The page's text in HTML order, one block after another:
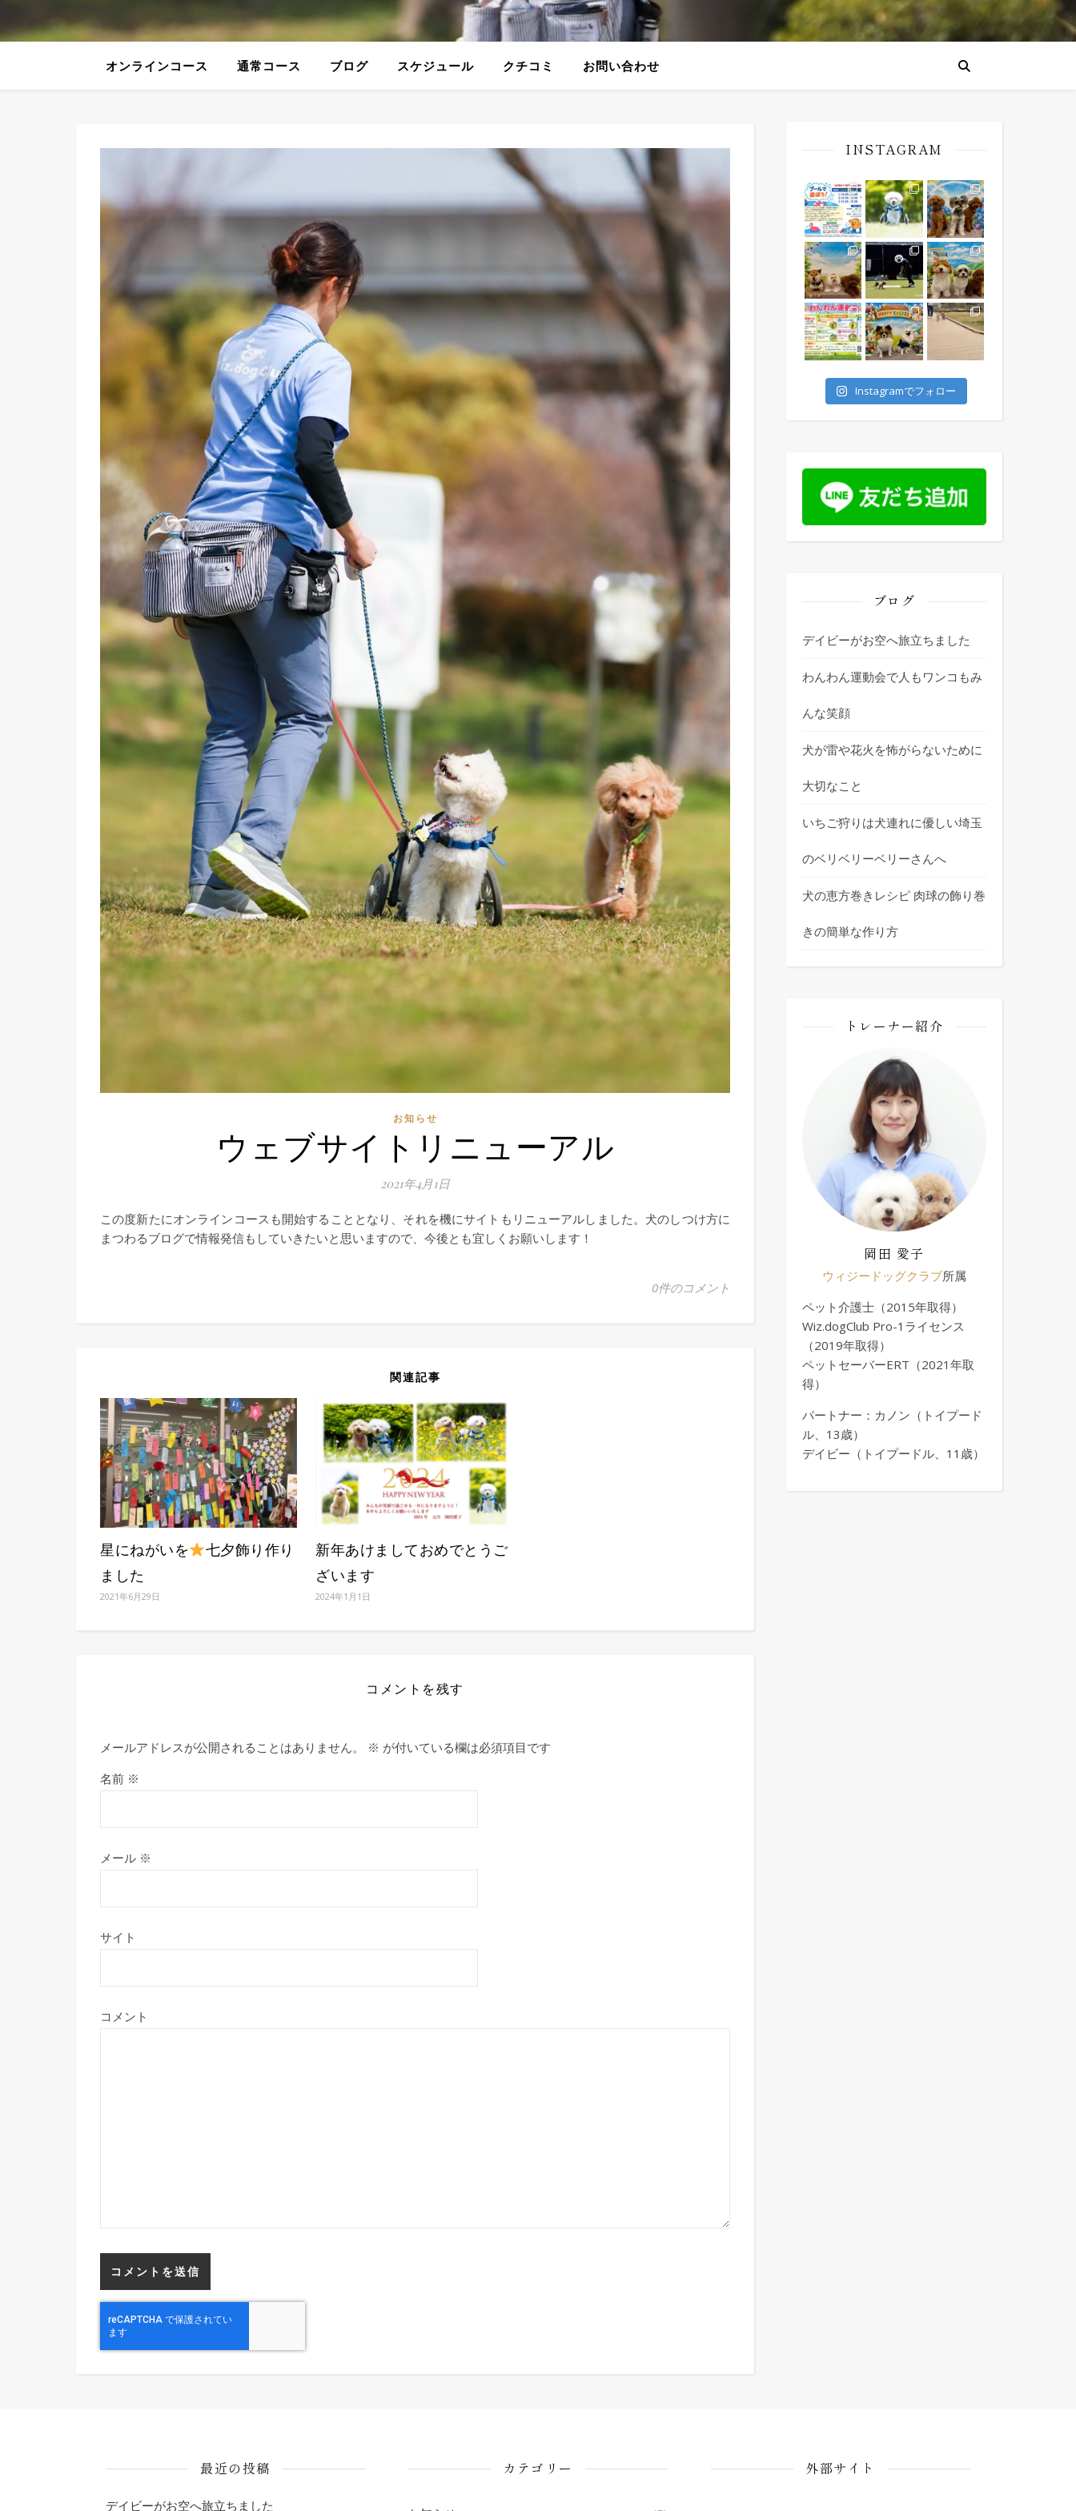
オンラインコース 通常コース ブログ スケジュール クチコミ お問い合わせ
お知らせ
ウェブサイトリニューアル
2021年4月1日
この度新たにオンラインコースも開始することとなり、それを機にサイトもリニューアルしました。犬のしつけ方に
まつわるブログで情報発信もしていきたいと思いますので、今後とも宜しくお願いします！
0件のコメント
関連記事
星にねがいを
七夕飾り作り
ました
2021年6月29日
新年あけましておめでとうご
ざいます
2024年1月1日
コメントを残す
メールアドレスが公開されることはありません。 ※ が付いている欄は必須項目です
名前 ※
メール ※
サイト
コメント
INSTAGRAM
「プールで遊ぼう！」イベント を開催します
初めて水遊びをする子も、水遊びが大好き
明日、7月6日は16歳のお誕生日。 ワンちゃんたち、それ
日中のお散歩レッスンがだんだんと難しくなってきま GWラスト
皆さん満喫できましたか〜？
教室ではわんちゃんたちのキラ
わんわん運動会開催決定
みんなで楽しむドッグイベント
今年もやります！大人気のわんわん運
お花見お散歩会
桜は5〜7分咲きでちょうど見頃スタート
今回は10頭の
Instagramでフォロー
ブログ
デイビーがお空へ旅立ちました
わんわん運動会で人もワンコもみ
んな笑顔
犬が雷や花火を怖がらないために
大切なこと
いちご狩りは犬連れに優しい埼玉
のベリベリーベリーさんへ
犬の恵方巻きレシピ 肉球の飾り巻
きの簡単な作り方
トレーナー紹介
岡田 愛子
ウィジードッグクラブ所属
ペット介護士（2015年取得）
Wiz.dogClub Pro-1ライセンス
（2019年取得）
ペットセーバーERT（2021年取
得）
パートナー：カノン（トイプード
ル、13歳）
デイビー（トイプードル、11歳）
最近の投稿
デイビーがお空へ旅立ちました
カテゴリー 外部サイト